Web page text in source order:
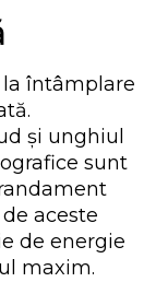
întâmplare
și unghiul
sunt
aceste
de energie
maxim.